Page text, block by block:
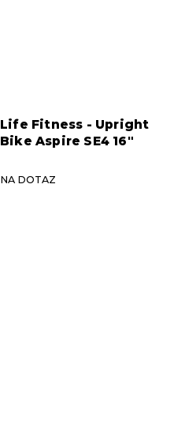
Life Fitness - Upright
Bike Aspire SE4 16"
NA DOTAZ